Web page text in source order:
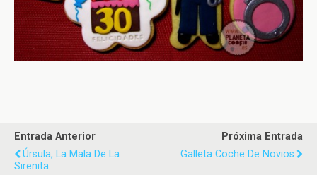
Entrada Anterior
Úrsula, La Mala De La
Sirenita
Próxima Entrada
Galleta Coche De Novios